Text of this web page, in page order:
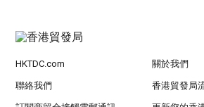
HKTDC.com 關於我們
聯絡我們 香港貿發局